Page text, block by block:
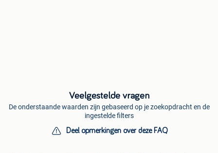
Veelgestelde vragen
De onderstaande waarden zijn gebaseerd op je zoekopdracht en de
ingestelde filters
Deel opmerkingen over deze FAQ